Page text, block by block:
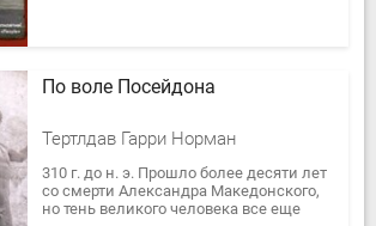
По воле Посейдона
Тертлдав Гарри Норман
310 г. до н. э. Прошло более десяти лет
со смерти Александра Македонского,
но тень великого человека все еще